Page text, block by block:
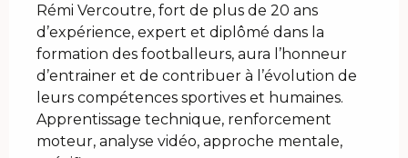
Rémi Vercoutre, fort de plus de 20 ans
d’expérience, expert et diplômé dans la
formation des footballeurs, aura l’honneur
d’entrainer et de contribuer à l’évolution de
leurs compétences sportives et humaines.
Apprentissage technique, renforcement
moteur, analyse vidéo, approche mentale,